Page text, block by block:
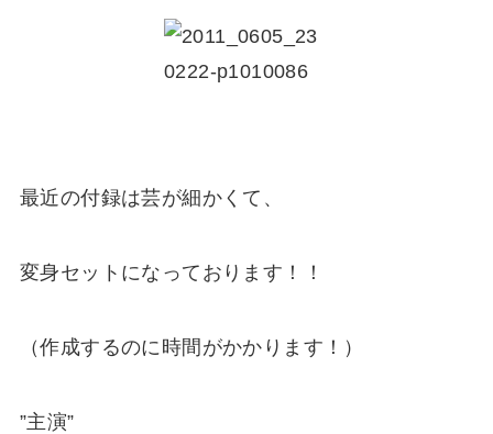
最近の付録は芸が細かくて、
変身セットになっております！！
（作成するのに時間がかかります！）
”主演”